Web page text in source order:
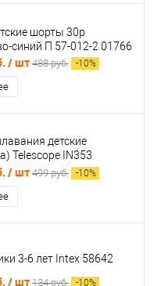
шорты 30р
синий П 57-012-2 01766
/ шт 488 руб. -10%
детские
Telescope IN353
/ шт 499 руб. -10%
3-6 лет Intex 58642
/ шт 134 руб. -10%